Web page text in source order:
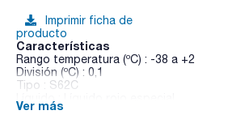
Imprimir ficha de
producto
Características
Rango temperatura (ºC) : -38 a +2
División (ºC) : 0,1
Tipo : S62C
Inmersión :
Ver más